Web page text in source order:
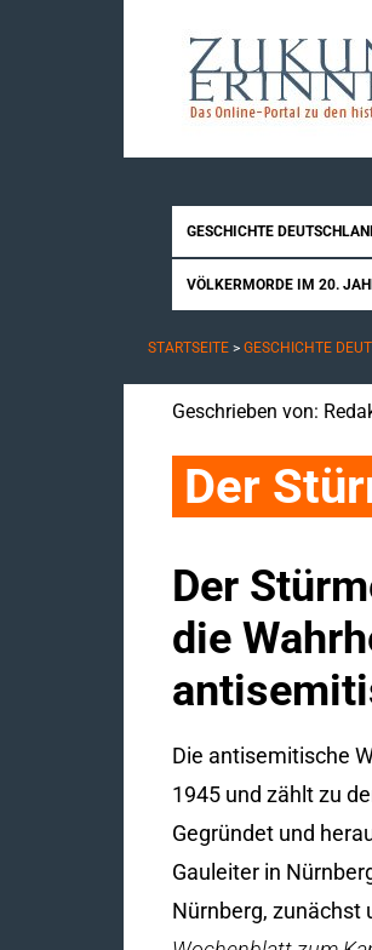
GESCHICHTE
VÖLKERMORDE IM 20.
STARTSEITE > GESCHICHTE
Geschrieben von:
Der
Der
die
Die antisemitische
1945 und zählt zu
Gegründet und
Gauleiter in
Nürnberg, zunächst